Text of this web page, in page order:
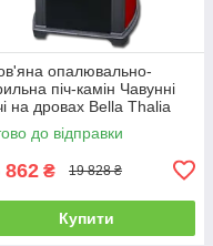
опалювально-
піч-камін Чавунні
на дровах Bella Thalia
буржуйка
до відправки
862 ₴ 19 828 ₴
Купити